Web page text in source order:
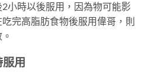
小時以後服用，因為物可能影
完高脂肪食物後服用偉哥，則
用